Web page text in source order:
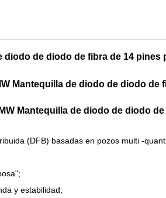
diodo de diodo de fibra de 14 pines
Mantequilla de diodo de diodo de
Mantequilla de diodo de diodo
(DFB) basadas en pozos multi -
y estabilidad;